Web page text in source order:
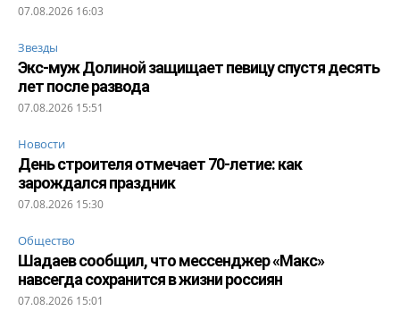
07.08.2026 16:03
Звезды
Экс-муж Долиной защищает певицу спустя десять
лет после развода
07.08.2026 15:51
Новости
День строителя отмечает 70-летие: как
зарождался праздник
07.08.2026 15:30
Общество
Шадаев сообщил, что мессенджер «Макс»
навсегда сохранится в жизни россиян
07.08.2026 15:01